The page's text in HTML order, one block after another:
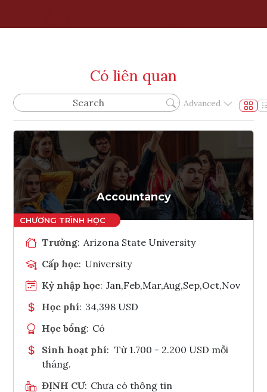
Có liên quan
Advanced
Accountancy
Trường: Arizona State University
Cấp học: University
Kỳ nhập học: Jan,Feb,Mar,Aug,Sep,Oct,Nov
Học phí: 34,398 USD
Học bổng: Có
Sinh hoạt phí: Từ 1.700 - 2.200 USD mỗi
tháng.
ĐỊNH CƯ: Chưa có thông tin